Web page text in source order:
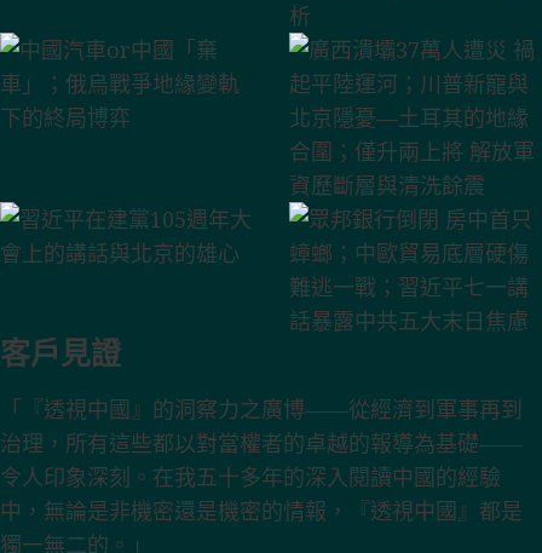
客戶見證
「『透視中國』的洞察力之廣博——從經濟到軍事再到
治理，所有這些都以對當權者的卓越的報導為基礎——
令人印象深刻。在我五十多年的深入閱讀中國的經驗
中，無論是非機密還是機密的情報，『透視中國』都是
獨一無二的。」